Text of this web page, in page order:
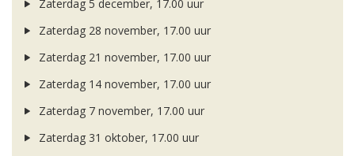
Zaterdag 5 december, 17.00 uur
Zaterdag 28 november, 17.00 uur
Zaterdag 21 november, 17.00 uur
Zaterdag 14 november, 17.00 uur
Zaterdag 7 november, 17.00 uur
Zaterdag 31 oktober, 17.00 uur